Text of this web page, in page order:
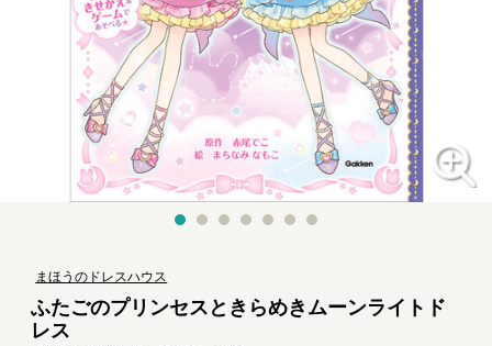
まほうのドレスハウス
ふたごのプリンセスときらめきムーンライトド
レス